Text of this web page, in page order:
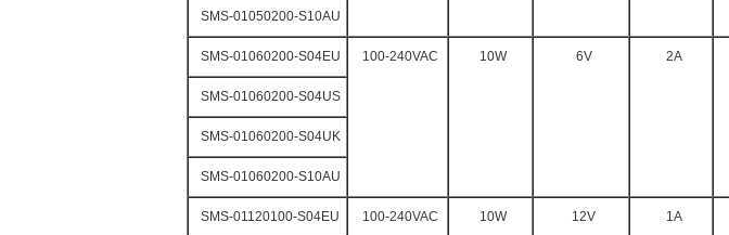
SMS-01050200-S10AU
SMS-01060200-S04EU 100-240VAC 10W 6V 2A
SMS-01060200-S04US
SMS-01060200-S04UK
SMS-01060200-S10AU
SMS-01120100-S04EU 100-240VAC 10W 12V 1A